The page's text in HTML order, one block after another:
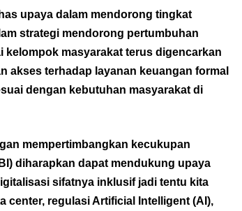
upaya dalam mendorong tingkat
strategi mendorong pertumbuhan
masyarakat terus digencarkan
akses terhadap layanan keuangan formal
dengan kebutuhan masyarakat di
mempertimbangkan kecukupan
diharapkan dapat mendukung upaya
sifatnya inklusif jadi tentu kita
center, regulasi Artificial Intelligent (AI),